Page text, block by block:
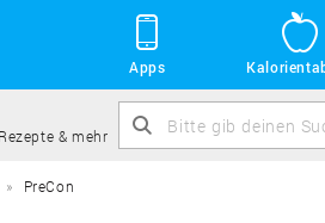
Apps
& mehr
PreCon